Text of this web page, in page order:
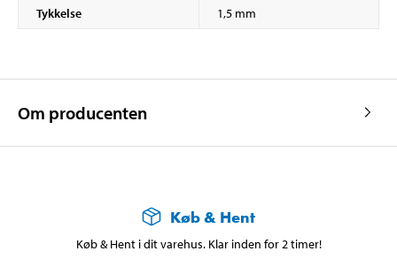
Tykkelse 1,5 mm
Om producenten
Køb & Hent
Køb & Hent i dit varehus. Klar inden for 2 timer!